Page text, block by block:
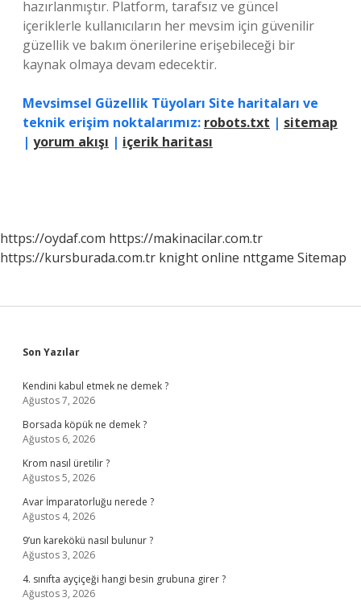
hazırlanmıştır. Platform, tarafsız ve güncel
içeriklerle kullanıcıların her mevsim için güvenilir
güzellik ve bakım önerilerine erişebileceği bir
kaynak olmaya devam edecektir.
Mevsimsel Güzellik Tüyoları Site haritaları ve
teknik erişim noktalarımız: robots.txt | sitemap
| yorum akışı | içerik haritası
https://oydaf.com https://makinacilar.com.tr
https://kursburada.com.tr knight online nttgame Sitemap
Sidebar
Son Yazılar
Kendini kabul etmek ne demek ?
Ağustos 7, 2026
Borsada köpük ne demek ?
Ağustos 6, 2026
Krom nasıl üretilir ?
Ağustos 5, 2026
Avar İmparatorluğu nerede ?
Ağustos 4, 2026
9’un karekökü nasıl bulunur ?
Ağustos 3, 2026
4. sınıfta ayçiçeği hangi besin grubuna girer ?
Ağustos 3, 2026